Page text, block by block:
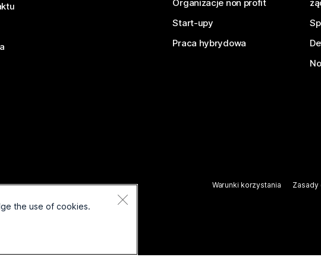
Organizacje non profit
Start-upy
Praca hybrydowa
zastrzeżone.
Warunki korzystania Zasady
the use of cookies.